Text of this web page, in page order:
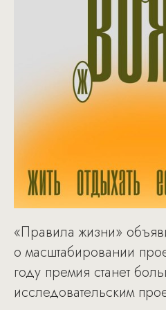
«Правила жизни»
о масштабировании
году премия станет
исследовательским